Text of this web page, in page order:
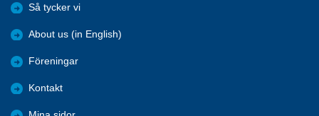
Så tycker vi
About us (in English)
Föreningar
Kontakt